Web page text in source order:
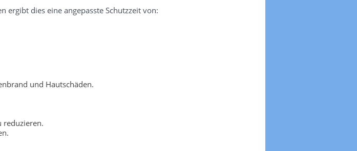
ergibt dies eine angepasste Schutzzeit von:
und Hautschäden.
reduzieren.